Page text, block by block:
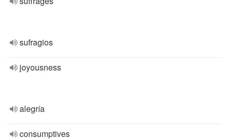
sufragios
joyousness
alegría
consumptives